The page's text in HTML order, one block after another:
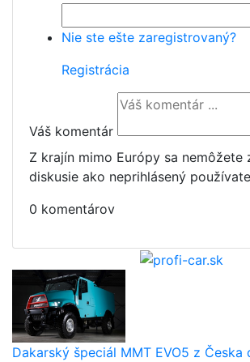
Nie ste ešte zaregistrovaný?
Registrácia
Váš komentár
Z krajín mimo Európy sa nemôžete
diskusie ako neprihlásený
0 komentárov
Dakarský špeciál MMT EVO5 z Česka